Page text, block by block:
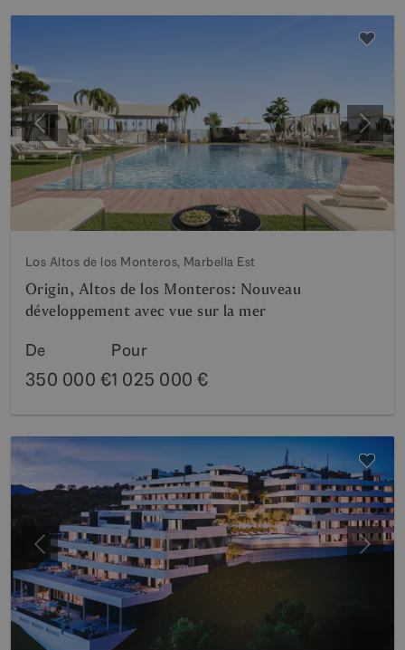
Précédent
Los Altos de los Monteros, Marbella Est
Origin, Altos de los Monteros: Nouveau
développement avec vue sur la mer
De
350 000 €
Pour
1 025 000 €
Précédent